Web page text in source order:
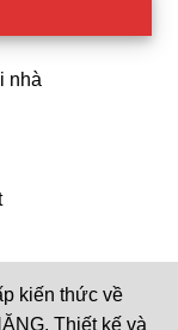
nhà
kiến thức về
Thiết kế và